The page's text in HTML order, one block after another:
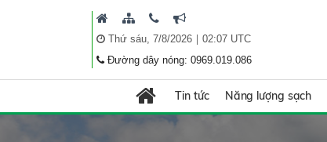
Thứ sáu, 7/8/2026| 02:07 UTC
Đường dây nóng: 0969.019.086
Tin tức Năng lượng sạch